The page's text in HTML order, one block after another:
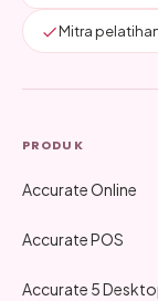
Mitra
PRODUK
Accurate Online
Accurate POS
Accurate 5